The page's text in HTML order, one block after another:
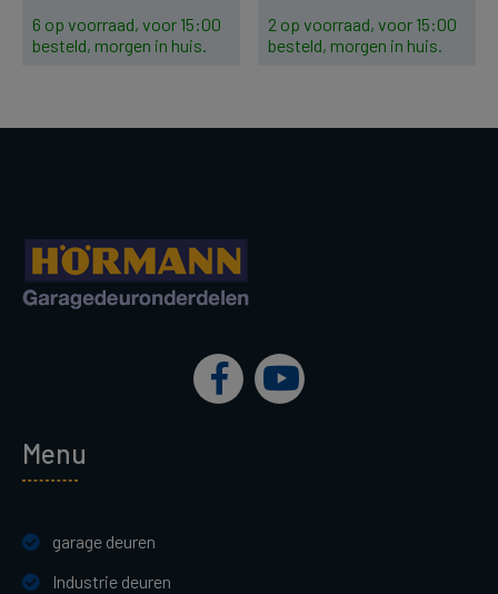
6 op voorraad, voor 15:00
besteld, morgen in huis.
2 op voorraad, voor 15:00
besteld, morgen in huis.
Menu
garage deuren
Industrie deuren